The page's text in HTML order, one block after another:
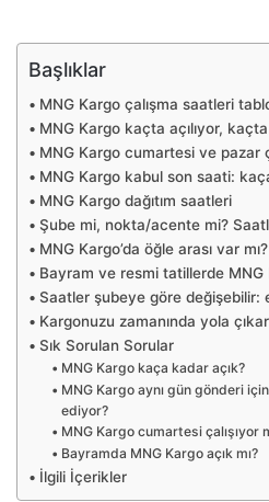
Başlıklar
MNG Kargo çalışma saatleri
MNG Kargo kaçta açılıyor,
MNG Kargo cumartesi ve pazar
MNG Kargo kabul son saati:
MNG Kargo dağıtım saatleri
Şube mi, nokta/acente mi?
MNG Kargo’da öğle arası var mı?
Bayram ve resmi tatillerde MNG
Saatler şubeye göre değişebilir:
Kargonuzu zamanında yola
Sık Sorulan Sorular
MNG Kargo kaça kadar açık?
MNG Kargo aynı gün gönderi
ediyor?
MNG Kargo cumartesi çalışıyor
Bayramda MNG Kargo açık mı?
İlgili İçerikler